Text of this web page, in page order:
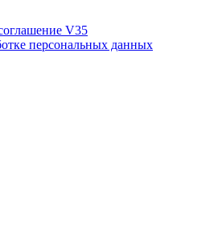
V35
персональных данных